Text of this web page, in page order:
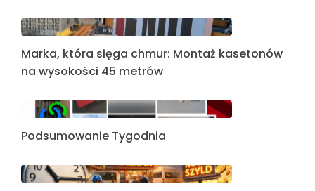
Marka, która sięga chmur: Montaż kasetonów
na wysokości 45 metrów
Podsumowanie Tygodnia